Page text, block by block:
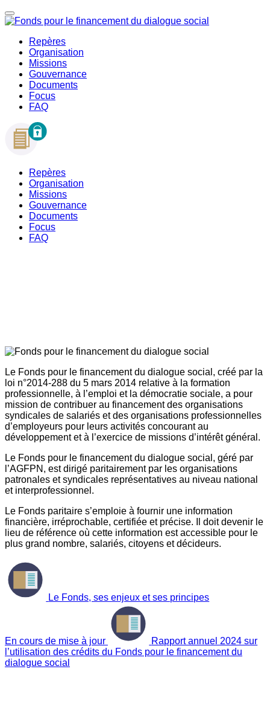
Repères
Organisation
Missions
Gouvernance
Documents
Focus
FAQ
Repères
Organisation
Missions
Gouvernance
Documents
Focus
FAQ
Le Fonds pour le financement du dialogue social, créé par la
loi n°2014-288 du 5 mars 2014 relative à la formation
professionnelle, à l’emploi et la démocratie sociale, a pour
mission de contribuer au financement des organisations
syndicales de salariés et des organisations professionnelles
d’employeurs pour leurs activités concourant au
développement et à l’exercice de missions d’intérêt général.
Le Fonds pour le financement du dialogue social, géré par
l’AGFPN, est dirigé paritairement par les organisations
patronales et syndicales représentatives au niveau national
et interprofessionnel.
Le Fonds paritaire s’emploie à fournir une information
financière, irréprochable, certifiée et précise. Il doit devenir le
lieu de référence où cette information est accessible pour le
plus grand nombre, salariés, citoyens et décideurs.
Le Fonds, ses enjeux et ses principes
En cours de mise à jour
Rapport annuel 2024 sur
l’utilisation des crédits du Fonds pour le financement du
dialogue social